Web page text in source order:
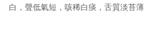
白，聲低氣短，咳稀白痰，舌質淡苔薄